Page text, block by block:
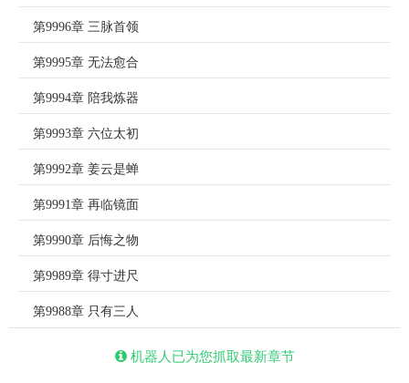
第9996章 三脉首领
第9995章 无法愈合
第9994章 陪我炼器
第9993章 六位太初
第9992章 姜云是蝉
第9991章 再临镜面
第9990章 后悔之物
第9989章 得寸进尺
第9988章 只有三人
机器人已为您抓取最新章节